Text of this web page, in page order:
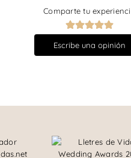
Comparte tu
Escribe una opinión